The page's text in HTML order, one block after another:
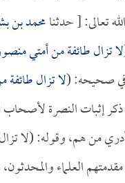
تعالى: [ حدثنامحمد بن
لا تزال طائفة من أمتي
في صحيحه: (لا تزال
ذكر إثبات النصرة
من هم، وقوله: (لا تزال
العلماء